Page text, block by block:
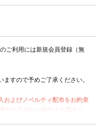
avoid crowding du
(Sunday), 2025D
ticket sy
rights]
ご利用には新規会員登録（無
すので予めご了承ください。
およびノベルティ配布をお約束
品の品切れが発生する場合も
予めご了承ください。